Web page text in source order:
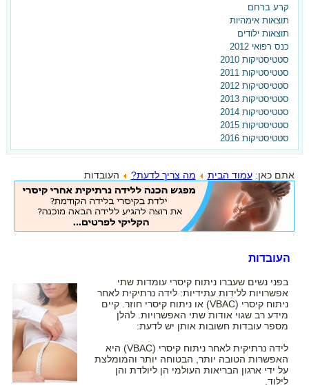
קרע ברחם
תוצאות אימהיות
תוצאות ילודים
כנס רפואי 2012
סטטיסטיקות 2010
סטטיסטיקות 2011
סטטיסטיקות 2012
סטטיסטיקות 2013
סטטיסטיקות 2014
סטטיסטיקות 2015
סטטיסטיקות 2016
אתם כאן:עמוד הבית מה צריך לדעת? העובדות
העובדות
בפני נשים שעברו ניתוח קיסרי עומדות שתי
אפשרויות ללידות עתידיות: לידה נרתיקית לאחר
ניתוח קיסרי (VBAC) או ניתוח קיסרי חוזר. קיים
מידע רב שגוי אודות שתי האפשרויות. להלן
מספר עובדות חשובות אותן יש לדעת:
לידה נרתיקית לאחר ניתוח קיסרי (VBAC) היא
האפשרות הטובה יותר, הבטוחה יותר והמומלצת
על ידי ארגון הבריאות העולמי הן ליולדת והן
לילוד.
בלידה הקודמת ילדת בקיסרי
ועכשיו את רוצה אחרת?
הגעת למקום הנכון!
הצטרפי עכשיו לאתר וקבלי את
המדריך ללידה נרתיקית אחרי קיסרי -
בחינם!!!